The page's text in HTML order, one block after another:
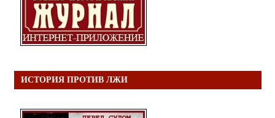
ИСТОРИЯ ПРОТИВ ЛЖИ